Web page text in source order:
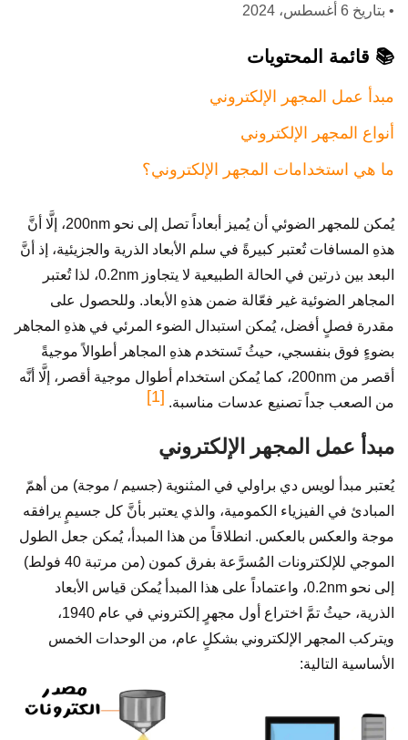
• بتاريخ 6 أغسطس، 2024
📚 قائمة المحتويات
مبدأ عمل المجهر الإلكتروني
أنواع المجهر الإلكتروني
ما هي استخدامات المجهر الإلكتروني؟
يُمكن للمجهر الضوئي أن يُميز أبعاداً تصل إلى نحو 200nm، إلَّا أنَّ
هذهِ المسافات تُعتبر كبيرةً في سلم الأبعاد الذرية والجزيئية، إذ أنَّ
البعد بين ذرتين في الحالة الطبيعية لا يتجاوز 0.2nm، لذا تُعتبر
المجاهر الضوئية غير فعّالة ضمن هذهِ الأبعاد. وللحصول على
مقدرة فصلٍ أفضل، يُمكن استبدال الضوء المرئي في هذهِ المجاهر
بضوءٍ فوق بنفسجي، حيثُ تَستخدم هذهِ المجاهر أطوالاً موجيةً
أقصر من 200nm، كما يُمكن استخدام أطوال موجية أقصر، إلَّا أنَّه
من الصعب جداً تصنيع عدسات مناسبة. [1]
مبدأ عمل المجهر الإلكتروني
يُعتبر مبدأ لويس دي براولي في المثنوية (جسيم / موجة) من أهمّ
المبادئ في الفيزياء الكمومية، والذي يعتبر بأنَّ كل جسيمٍ يرافقه
موجة والعكس بالعكس. انطلاقاً من هذا المبدأ، يُمكن جعل الطول
الموجي للإلكترونات المُسرَّعة بفرق كمون (من مرتبة 40 فولط)
إلى نحو 0.2nm، واعتماداً على هذا المبدأ يُمكن قياس الأبعاد
الذرية، حيثُ تمَّ اختراع أول مجهرٍ إلكتروني في عام 1940،
ويتركب المجهر الإلكتروني بشكلٍ عام، من الوحدات الخمس
الأساسية التالية: